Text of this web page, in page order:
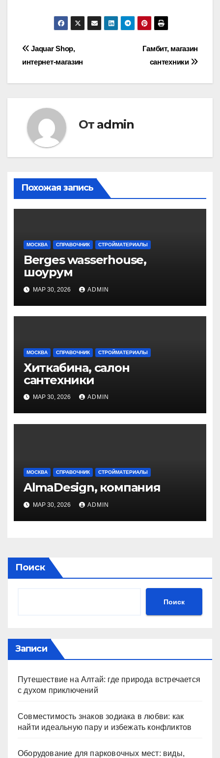
Навигация
по
Гамбит, магазин
сантехники
Jaquar Shop,
интернет-магазин
От admin
Похожая запись
МОСКВА СПРАВОЧНИК СТРОЙМАТЕРИАЛЫ
Berges wasserhouse,
шоурум
МАР 30, 2026 ADMIN
МОСКВА СПРАВОЧНИК СТРОЙМАТЕРИАЛЫ
Хиткабина, салон
сантехники
МАР 30, 2026 ADMIN
МОСКВА СПРАВОЧНИК СТРОЙМАТЕРИАЛЫ
AlmaDesign, компания
МАР 30, 2026 ADMIN
Поиск
Поиск
Записи
Путешествие на Алтай: где природа встречается
с духом приключений
Совместимость знаков зодиака в любви: как
найти идеальную пару и избежать конфликтов
Оборудование для парковочных мест: виды,